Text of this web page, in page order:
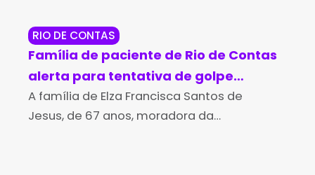
RIO DE CONTAS
Família de paciente de Rio de Contas
alerta para tentativa de golpe
durante campanha para compra de
medicamento de alto custo
A família de Elza Francisca Santos de
Jesus, de 67 anos, moradora da